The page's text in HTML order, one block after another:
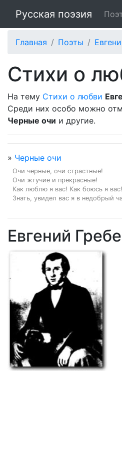
Русская поэзия
Главная Поэты
Стихи о
На тему Стихи о любви
Среди них особо можно
Черные очи и другие.
» Черные очи
Очи черные, очи страстные!
Очи жгучие и прекрасные!
Как люблю я вас! Как боюсь я вас!
Знать, увидел вас я в недобрый
Евгений